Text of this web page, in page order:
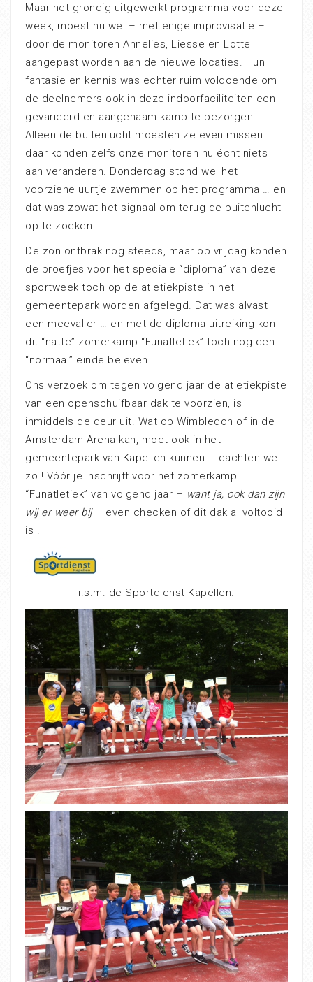
Maar het grondig uitgewerkt programma voor deze
week, moest nu wel – met enige improvisatie –
door de monitoren Annelies, Liesse en Lotte
aangepast worden aan de nieuwe locaties. Hun
fantasie en kennis was echter ruim voldoende om
de deelnemers ook in deze indoorfaciliteiten een
gevarieerd en aangenaam kamp te bezorgen.
Alleen de buitenlucht moesten ze even missen …
daar konden zelfs onze monitoren nu écht niets
aan veranderen. Donderdag stond wel het
voorziene uurtje zwemmen op het programma … en
dat was zowat het signaal om terug de buitenlucht
op te zoeken.
De zon ontbrak nog steeds, maar op vrijdag konden
de proefjes voor het speciale “diploma” van deze
sportweek toch op de atletiekpiste in het
gemeentepark worden afgelegd. Dat was alvast
een meevaller … en met de diploma-uitreiking kon
dit “natte” zomerkamp “Funatletiek” toch nog een
“normaal” einde beleven.
Ons verzoek om tegen volgend jaar de atletiekpiste
van een openschuifbaar dak te voorzien, is
inmiddels de deur uit. Wat op Wimbledon of in de
Amsterdam Arena kan, moet ook in het
gemeentepark van Kapellen kunnen … dachten we
zo ! Vóór je inschrijft voor het zomerkamp
“Funatletiek” van volgend jaar – want ja, ook dan zijn
wij er weer bij– even checken of dit dak al voltooid
is !
i.s.m. de Sportdienst Kapellen.